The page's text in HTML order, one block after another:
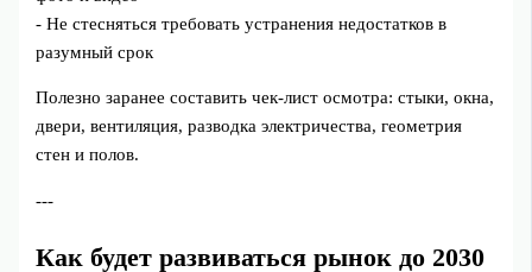
- Не стесняться требовать устранения недостатков в
разумный срок
Полезно заранее составить чек‑лист осмотра: стыки, окна,
двери, вентиляция, разводка электричества, геометрия
стен и полов.
---
Как будет развиваться рынок до 2030